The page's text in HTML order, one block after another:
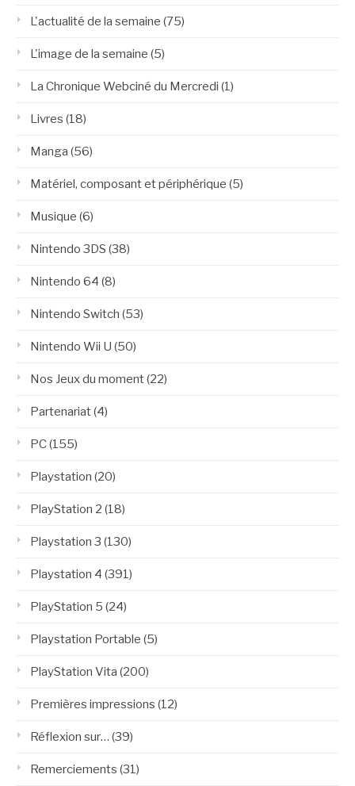
L'actualité de la semaine (75)
L'image de la semaine (5)
La Chronique Webciné du Mercredi (1)
Livres (18)
Manga (56)
Matériel, composant et périphérique (5)
Musique (6)
Nintendo 3DS (38)
Nintendo 64 (8)
Nintendo Switch (53)
Nintendo Wii U (50)
Nos Jeux du moment(22)
Partenariat(4)
PC(155)
Playstation (20)
PlayStation 2 (18)
Playstation 3 (130)
Playstation 4 (391)
PlayStation 5 (24)
Playstation Portable (5)
PlayStation Vita (200)
Premières impressions (12)
Réflexion sur… (39)
Remerciements (31)